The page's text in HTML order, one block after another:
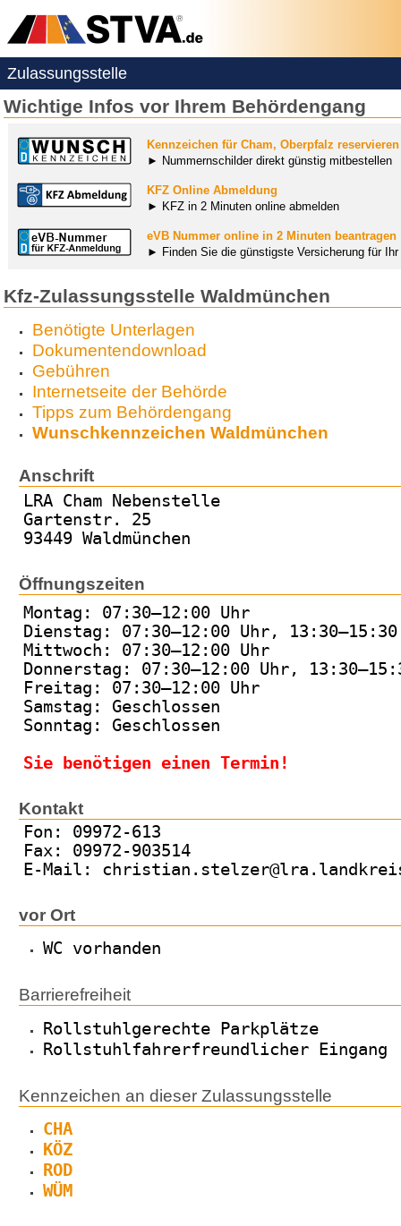
Zulassungsstelle
Wichtige Infos vor Ihrem Behördengang
Kennzeichen für Cham, Oberpfalz reservieren
► Nummernschilder direkt günstig mitbestellen
KFZ Online Abmeldung
► KFZ in 2 Minuten online abmelden
eVB Nummer online in 2 Minuten beantragen
► Finden Sie die günstigste Versicherung für
Kfz-Zulassungsstelle Waldmünchen
Benötigte Unterlagen
Dokumentendownload
Gebühren
Internetseite der Behörde
Tipps zum Behördengang
Wunschkennzeichen Waldmünchen
Anschrift
LRA Cham Nebenstelle
Gartenstr. 25
93449 Waldmünchen
Öffnungszeiten
Montag: 07:30–12:00 Uhr
Dienstag: 07:30–12:00 Uhr,
Mittwoch: 07:30–12:00 Uhr
Donnerstag: 07:30–12:00 Uhr,
Freitag: 07:30–12:00 Uhr
Samstag: Geschlossen
Sonntag: Geschlossen
Sie benötigen einen Termin!
Kontakt
Fon: 09972-613
Fax: 09972-903514
E-Mail:
vor Ort
WC vorhanden
Barrierefreiheit
Rollstuhlgerechte Parkplätze
Rollstuhlfahrerfreundlicher Eingang
Kennzeichen an dieser Zulassungsstelle
CHA
KÖZ
ROD
WÜM